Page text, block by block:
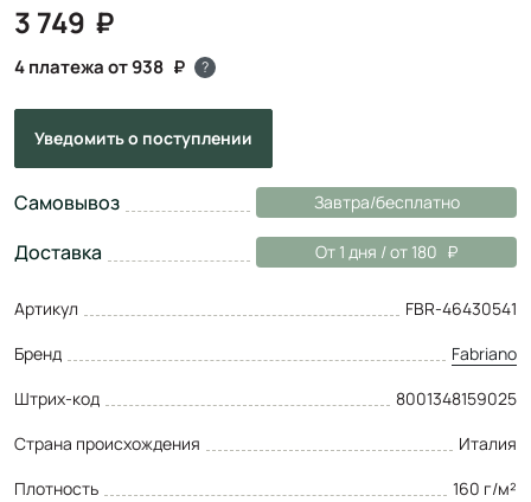
3 749
4 платежа от 938 ?
Уведомитьо поступлении
Самовывоз Завтра/бесплатно
Доставка От 1 дня / от 180
Артикул
FBR-46430541
Бренд
Fabriano
Штрих-код
8001348159025
Страна происхождения
Италия
Плотность
160 г/м²